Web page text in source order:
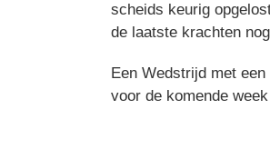
scheids keurig
de laatste krachten
Een Wedstrijd met
voor de komende